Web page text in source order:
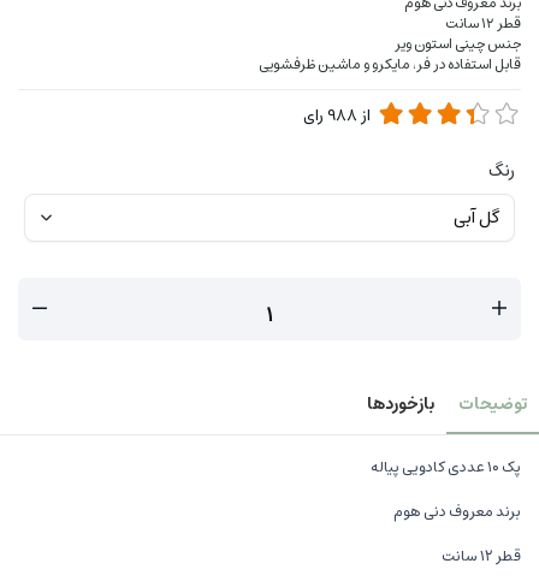
قطر ۱۲ سانت
جنس چینی استون ویر
قابل استفاده در فر، مایکرو و ماشین ظرفشویی
از 988رای
رنگ
توضیحات بازخوردها
پک ۱۰ عددی کادویی پیاله
برند معروف دنی هوم
قطر ۱۲ سانت